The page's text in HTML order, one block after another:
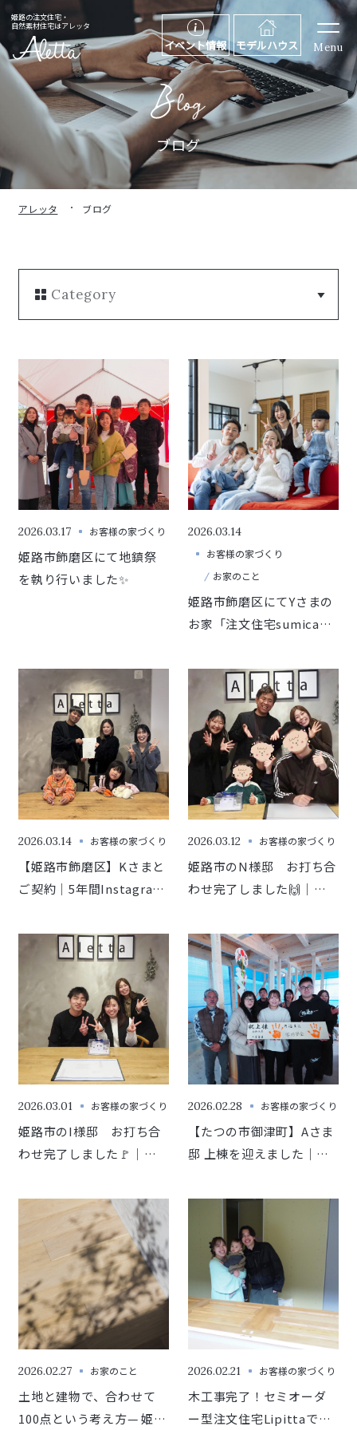
姫路の注文住宅・
自然素材住宅はアレッタ
イベント情報 モデルハウス Menu
ブログ
アレッタ ブログ
Category
2026.03.17 お客様の家づくり
姫路市飾磨区にて地鎮祭
を執り行いました✨
2026.03.14
お客様の家づくり
お家のこと
姫路市飾磨区にてYさまの
お家「注文住宅sumica」
🏠
2026.03.14 お客様の家づくり
【姫路市飾磨区】Kさまと
ご契約｜5年間Instagram
縁
2026.03.12 お客様の家づくり
姫路市のN様邸 お打ち合
わせ完了しました🙌｜セ
2026.03.01 お客様の家づくり
姫路市のI様邸 お打ち合
わせ完了しました🚩｜セ
2026.02.28 お客様の家づくり
【たつの市御津町】Aさま
邸 上棟を迎えました｜セ
2026.02.27 お家のこと
土地と建物で、合わせて
100点という考え方— 姫路
2026.02.21 お客様の家づくり
木工事完了！セミオーダ
ー型注文住宅Lipittaで建